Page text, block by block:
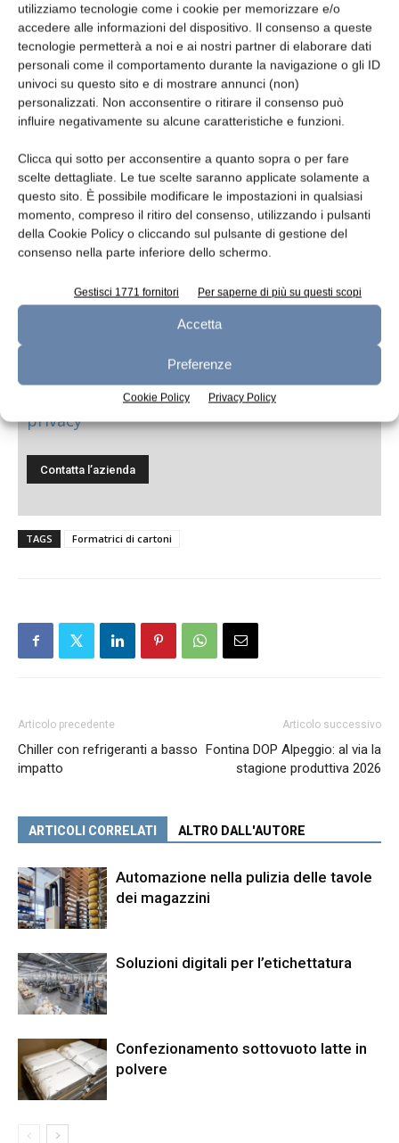
utilizziamo tecnologie come i cookie per memorizzare e/o
accedere alle informazioni del dispositivo. Il consenso a queste
tecnologie permetterà a noi e ai nostri partner di elaborare dati
personali come il comportamento durante la navigazione o gli ID
univoci su questo sito e di mostrare annunci (non)
personalizzati. Non acconsentire o ritirare il consenso può
influire negativamente su alcune caratteristiche e funzioni.
Clicca qui sotto per acconsentire a quanto sopra o per fare
scelte dettagliate. Le tue scelte saranno applicate solamente a
questo sito. È possibile modificare le impostazioni in qualsiasi
momento, compreso il ritiro del consenso, utilizzando i pulsanti
della Cookie Policy o cliccando sul pulsante di gestione del
consenso nella parte inferiore dello schermo.
Gestisci 1771 fornitori Per saperne di più su questi scopi
Accetta
Preferenze
Cookie Policy Privacy Policy
Oggetto
Messaggio
Ho letto e accetto
l'informativa sulla
privacy*
TAGS Formatrici di cartoni
Articolo precedente
Chiller con refrigeranti a basso
impatto
Articolo successivo
Fontina DOP Alpeggio: al via la
stagione produttiva 2026
ARTICOLI CORRELATI ALTRO DALL'AUTORE
Automazione nella pulizia delle tavole
dei magazzini
Soluzioni digitali per l’etichettatura
Confezionamento sottovuoto latte in
polvere